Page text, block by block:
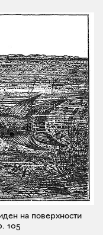
на поверхности
105